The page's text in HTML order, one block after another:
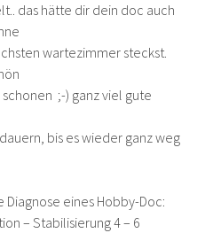
das hätte dir dein doc auch
wartezimmer steckst.
;-) ganz viel gute
bis es wieder ganz weg
eines Hobby-Doc:
– Stabilisierung 4 – 6